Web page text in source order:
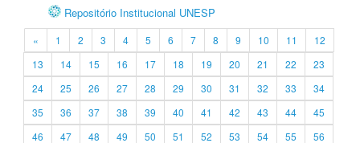
Repositório Institucional UNESP
« 1 2 3 4 5 6 7 8 9 10 11
12
13
14 15 16 17 18 19 20 21 22
23
24
25 26 27 28 29 30 31 32 33
34
35
36 37 38 39 40 41 42 43 44
45
46
47 48 49 50 51 52 53 54 55
56